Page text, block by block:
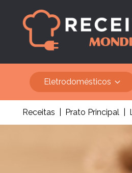
Eletrodomésticos
Receitas Prato Principal